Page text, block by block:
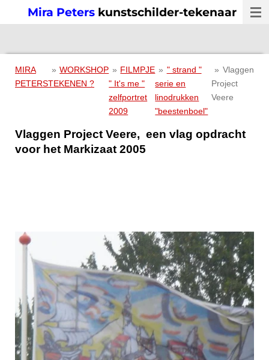
direct
de
hoofdinhoud
Mira Peters kunstschilder-tekenaar
MIRA
PETERS
» WORKSHOP
TEKENEN ?
» FILMPJE
" It's me "
zelfportret
2009
» " strand "
serie en
linodrukken
"beestenboel"
» Vlaggen
Project
Veere
Vlaggen Project Veere, een vlag opdracht
voor het Markizaat 2005